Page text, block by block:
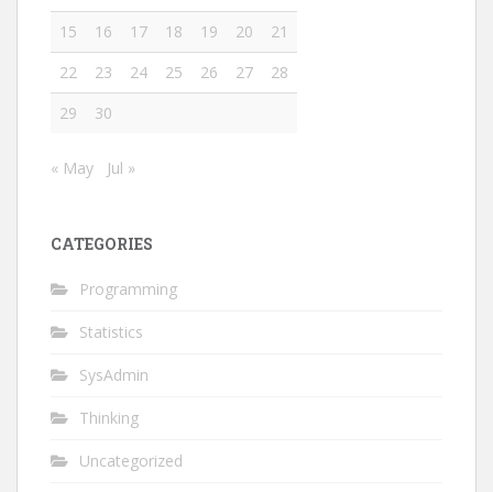
15
16 17 18 19 20
21
22
23 24 25 26 27
28
29
30
« May Jul »
CATEGORIES
Programming
Statistics
SysAdmin
Thinking
Uncategorized